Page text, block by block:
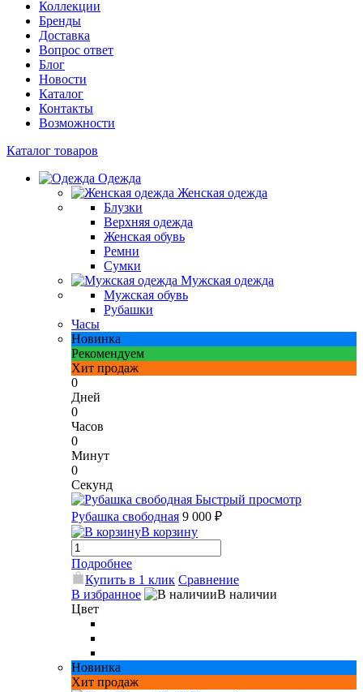
Коллекции
Бренды
Доставка
Вопрос ответ
Блог
Новости
Каталог
Контакты
Возможности
Каталог товаров
Одежда
Женская одежда
Блузки
Верхняя одежда
Женская обувь
Ремни
Сумки
Мужская одежда
Мужская обувь
Рубашки
Часы
Новинка
Рекомендуем
Хит продаж
0
Дней
0
Часов
0
Минут
0
Секунд
Быстрый просмотр
Рубашка свободная 9 000 ₽
В корзину
Подробнее
Купить в 1 клик Сравнение
В избранное
В наличии
Цвет
Новинка
Хит продаж